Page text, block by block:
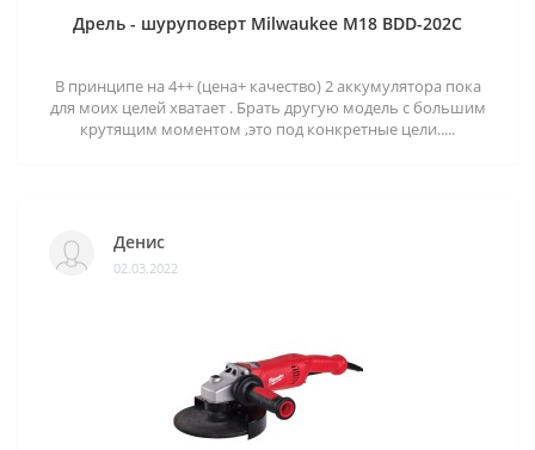
Дрель - шуруповерт Milwaukee M18 BDD-202C
В принципе на 4++ (цена+ качество) 2 аккумулятора пока
для моих целей хватает . Брать другую модель с большим
крутящим моментом ,это под конкретные цели.....
Денис
02.03.2022